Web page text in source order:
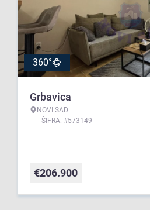
360°
Grbavica
NOVI SAD
ŠIFRA: #573149
€206.900